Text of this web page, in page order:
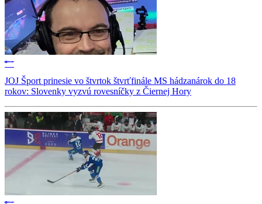
JOJ Šport prinesie vo štvrtok štvrťfinále MS hádzanárok do 18
rokov: Slovenky vyzvú rovesníčky z Čiernej Hory